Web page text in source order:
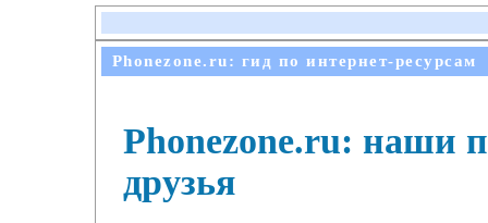
Phonezone.ru: гид по интернет-ресурсам
Phonezone.ru: наши
друзья